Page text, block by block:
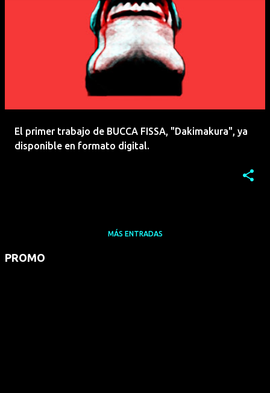
El primer trabajo de BUCCA FISSA, "Dakimakura", ya
disponible en formato digital.
MÁS ENTRADAS
PROMO